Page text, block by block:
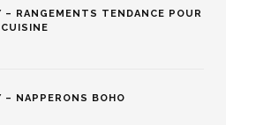
– RANGEMENTS TENDANCE POUR
CUISINE
– NAPPERONS BOHO